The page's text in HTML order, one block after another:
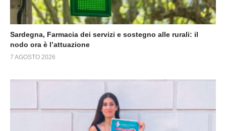
Sardegna, Farmacia dei servizi e sostegno alle rurali: il
nodo ora è l’attuazione
7 AGOSTO 2026